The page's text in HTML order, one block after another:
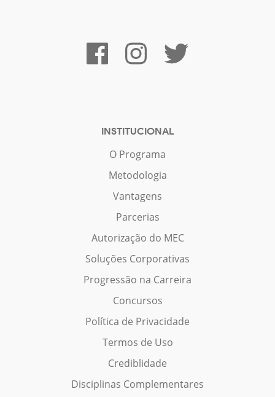
INSTITUCIONAL
O Programa
Metodologia
Vantagens
Parcerias
Autorização do MEC
Soluções Corporativas
Progressão na Carreira
Concursos
Política de Privacidade
Termos de Uso
Crediblidade
Disciplinas Complementares